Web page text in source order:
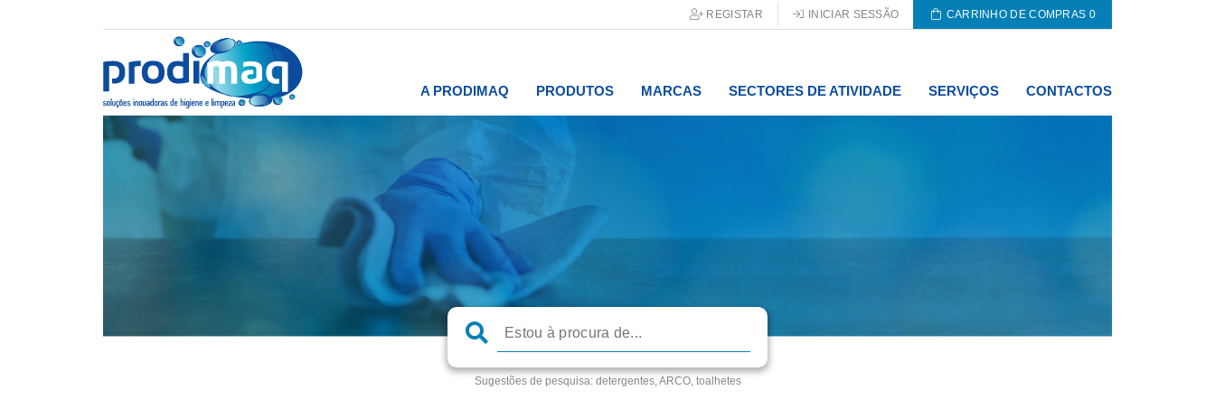
REGISTAR INICIAR SESSÃO CARRINHO DE COMPRAS 0
A PRODIMAQ PRODUTOS MARCAS SECTORES DE ATIVIDADE SERVIÇOS CONTACTOS
Sugestões de pesquisa:detergentes, ARCO, toalhetes